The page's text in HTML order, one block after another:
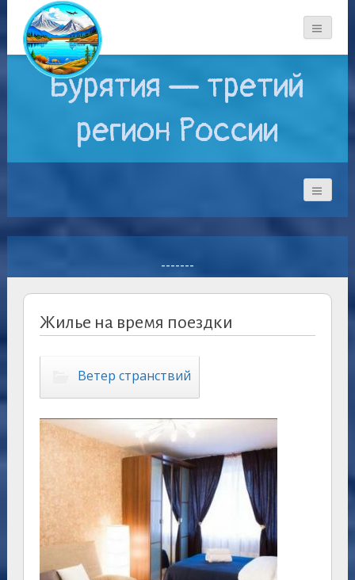
Бурятия — третий
регион России
-------
Жилье на время поездки
Ветер странствий